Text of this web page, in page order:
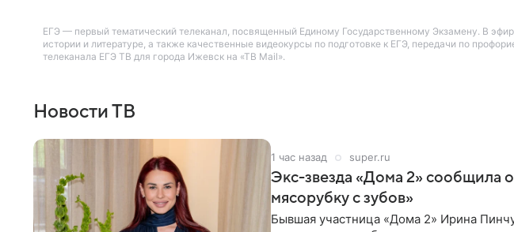
ЕГЭ — первый тематический телеканал, посвященный Единому Государственному Экзамену. В
истории и литературе, а также качественные видеокурсы по подготовке к ЕГЭ, передачи по
телеканала ЕГЭ ТВ для города Ижевск на «ТВ Mail».
Новости ТВ
1 час назад super.ru
Экс-звезда «Дома 2» сообщила
мясорубку с зубов»
Бывшая участница «Дома 2» Ирина